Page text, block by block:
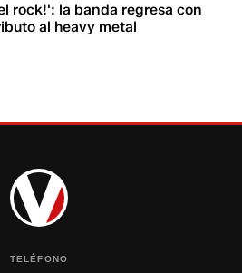
rock!': la banda regresa con
al heavy metal
TELÉFONO